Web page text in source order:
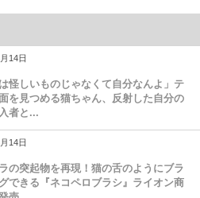
14日
は怪しいものじゃなくて自分なんよ」テ
を見つめる猫ちゃん、反射した自分の
者と...
14日
の突起物を再現！猫の舌のようにブラ
できる『ネコペロブラシ』ライオン商